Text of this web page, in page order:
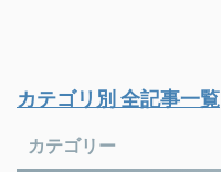
カテゴリ別 全記事一覧
カテゴリー